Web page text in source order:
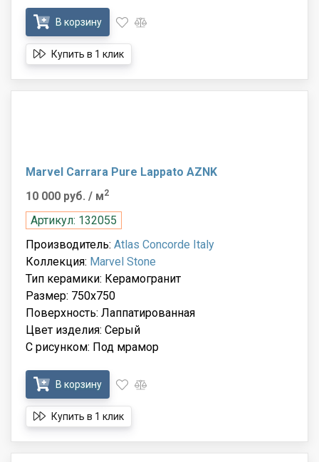
В корзину
Купить в 1 клик
Marvel Carrara Pure Lappato AZNK
10 000 руб. / м2
Артикул: 132055
Производитель: Atlas Concorde Italy
Коллекция: Marvel Stone
Тип керамики: Керамогранит
Размер: 750x750
Поверхность: Лаппатированная
Цвет изделия: Серый
С рисунком: Под мрамор
В корзину
Купить в 1 клик